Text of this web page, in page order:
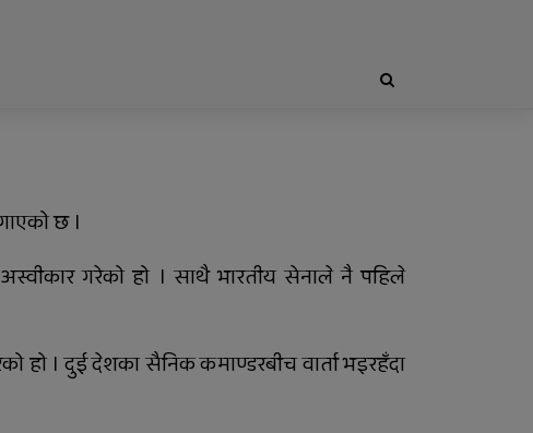
पाएनन्, बिहान घर नजिकै मृत
भेटिए युवक
एप्पलदेखि जेठ फर जेब्रा’
छ ।
गरेको हो । साथै भारतीय सेनाले नै पहिले
हो । दुई देशका सैनिक कमाण्डरबीच वार्ता भइरहँदा